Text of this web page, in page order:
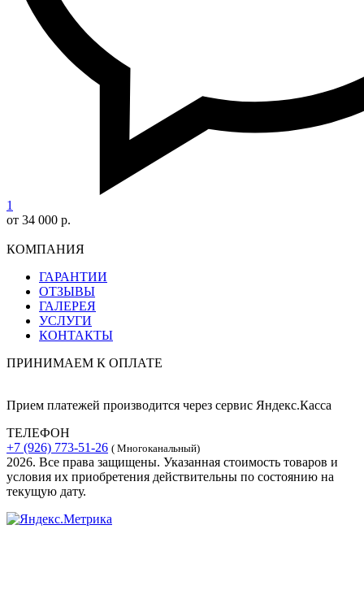
1
от 34 000 р.
КОМПАНИЯ
ГАРАНТИИ
ОТЗЫВЫ
ГАЛЕРЕЯ
УСЛУГИ
КОНТАКТЫ
ПРИНИМАЕМ К ОПЛАТЕ
Прием платежей производится через сервис Яндекс.Касса
ТЕЛЕФОН
+7 (926) 773-51-26 ( Многоканальный)
2026. Все права защищены. Указанная стоимость товаров и
условия их приобретения действительны по состоянию на
текущую дату.